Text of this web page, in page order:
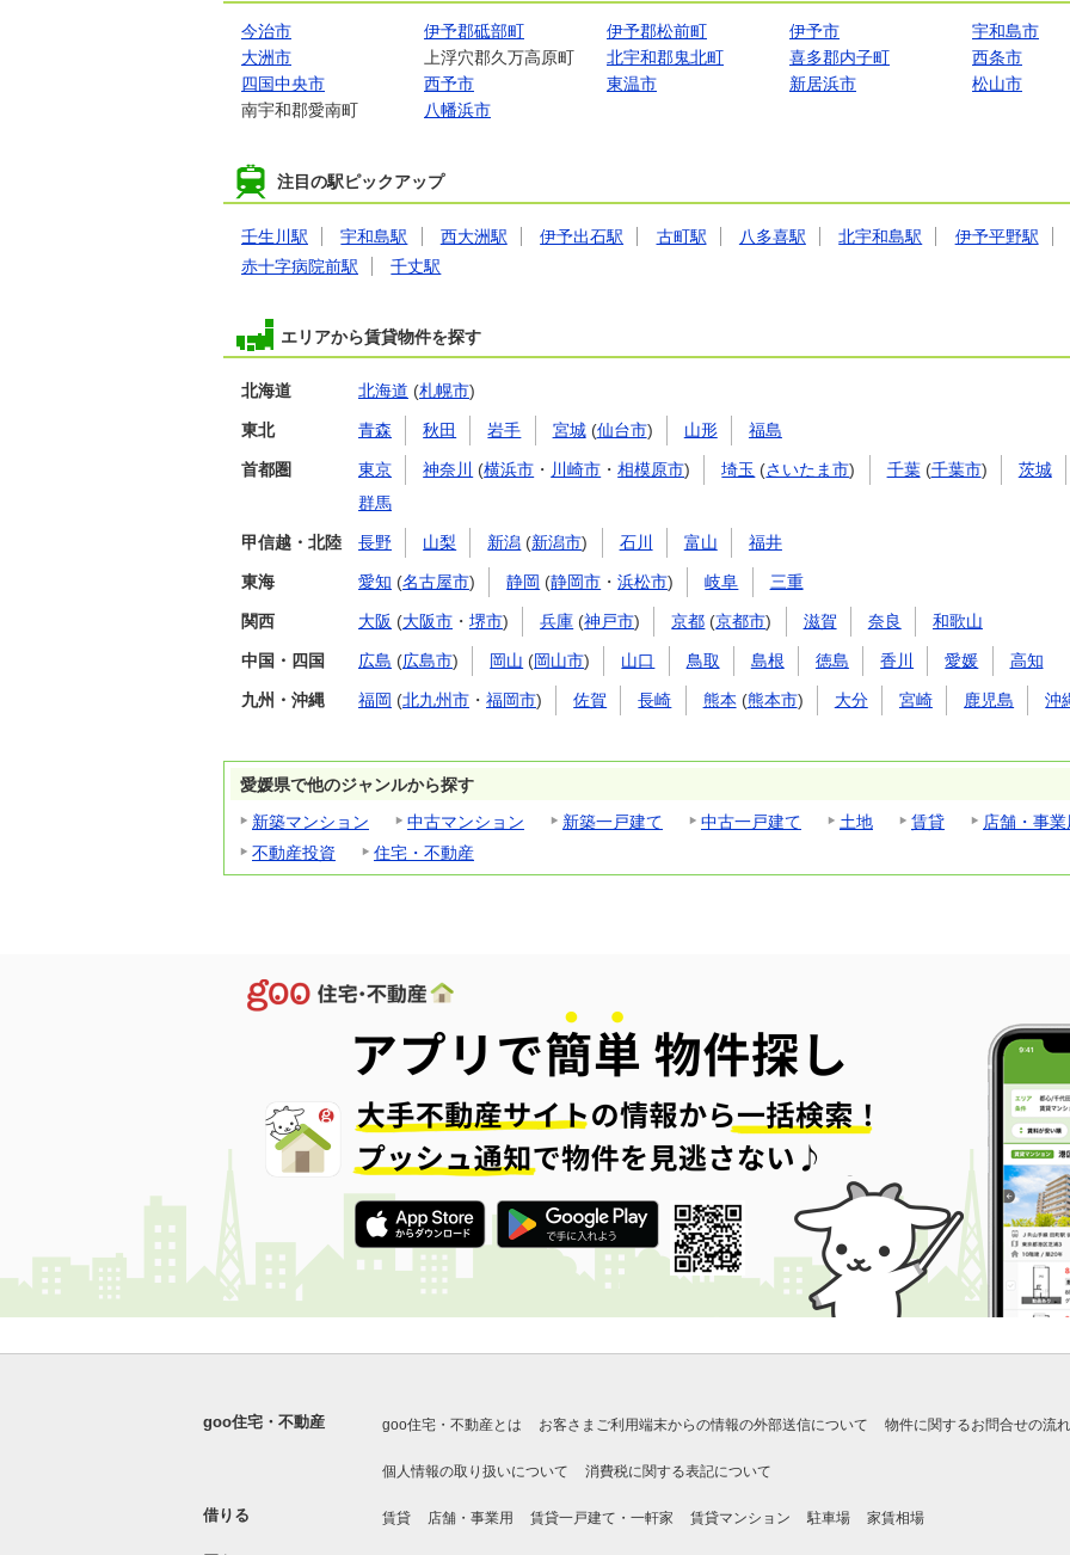
今治市 伊予郡砥部町 伊予郡松前町 伊予市
宇和島市
大洲市
上浮穴郡久万高原町 北宇和郡鬼北町 喜多郡内子町
西条市
四国中央市
西予市 東温市 新居浜市
松山市
南宇和郡愛南町
八幡浜市
注目の駅ピックアップ
壬生川駅 宇和島駅 西大洲駅 伊予出石駅 古町駅 八多喜駅 北宇和島駅
伊予平野駅
赤十字病院前駅
千丈駅
エリアから賃貸物件を探す
北海道 北海道 (札幌市)
東北 青森 秋田 岩手 宮城(仙台市) 山形 福島
首都圏 東京 神奈川 (横浜市 ・ 川崎市 ・相模原市) 埼玉 (さいたま市) 千葉(千葉市)
茨城
群馬
甲信越・北陸 長野 山梨 新潟 (新潟市) 石川 富山 福井
東海 愛知 (名古屋市) 静岡 (静岡市 ・浜松市) 岐阜 三重
関西 大阪 (大阪市 ・ 堺市) 兵庫 (神戸市) 京都 (京都市) 滋賀 奈良 和歌山
中国・四国 広島 (広島市) 岡山 (岡山市) 山口 鳥取 島根 徳島 香川 愛媛 高知
九州・沖縄 福岡 (北九州市 ・ 福岡市) 佐賀 長崎 熊本 (熊本市) 大分 宮崎 鹿児島 沖
愛媛県で他のジャンルから探す
新築マンション
中古マンション 新築一戸建て 中古一戸建て 土地 賃貸
店舗・事業
不動産投資
住宅・不動産
goo住宅・不動産 goo住宅・不動産とは お客さまご利用端末からの情報の外部送信について 物件に関するお問合せの流れ
個人情報の取り扱いについて 消費税に関する表記について
借りる 賃貸 店舗・事業用 賃貸一戸建て・一軒家 賃貸マンション 駐車場 家賃相場